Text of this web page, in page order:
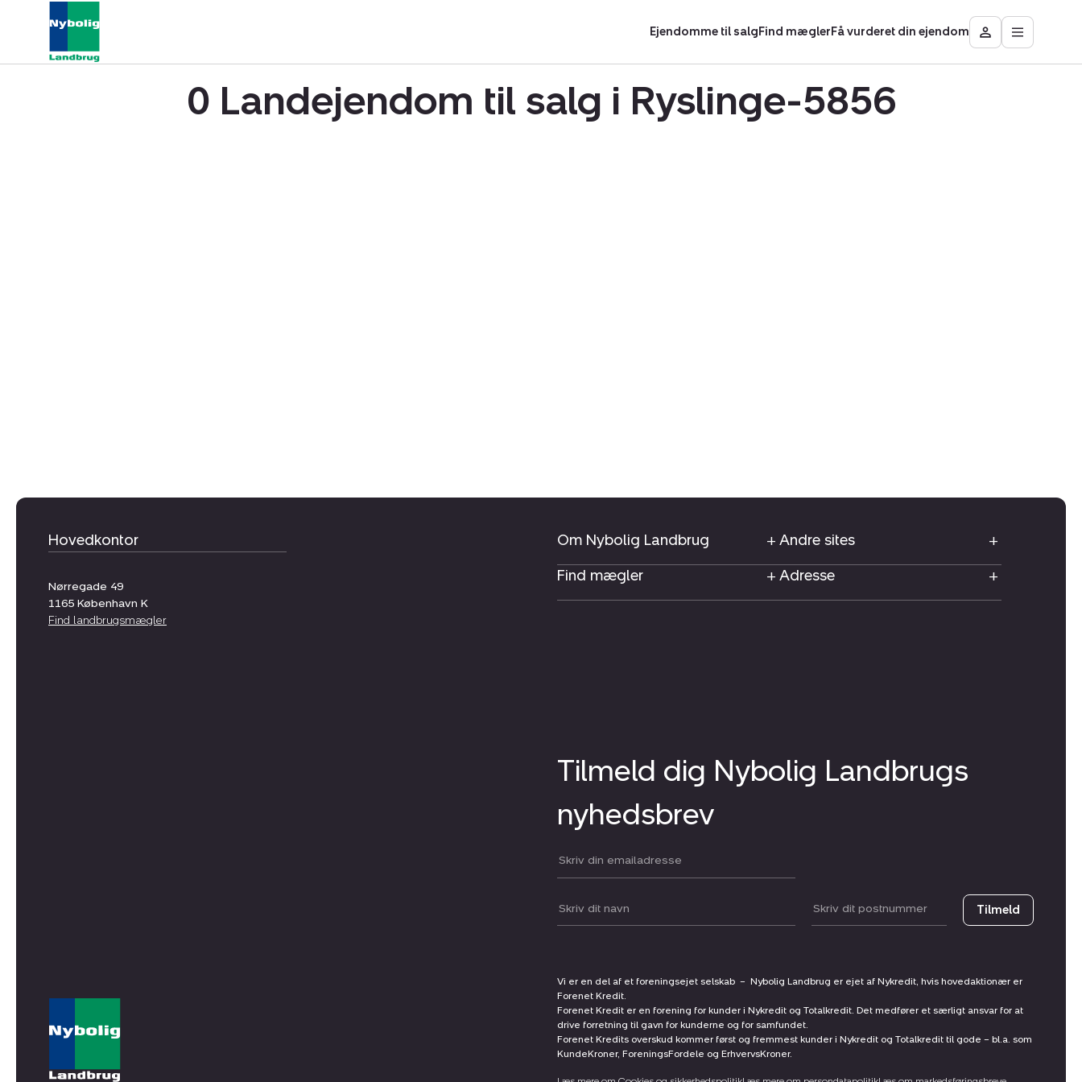
Ejendomme til salgFind mæglerFå vurderet din ejendom
Besøg
Mit
Åbn
0 Landejendom til salg i Ryslinge-5856
Hovedkontor
Nørregade 49
1165 København K
Find landbrugsmægler
Om Nybolig Landbrug
Andre sites
Find mægler
Adresse
Tilmeld dig Nybolig Landbrugs
nyhedsbrev
Din email:
Dit navn: Postnummer Tilmeld
Vi er en del af et foreningsejet selskab – Nybolig Landbrug er ejet af Nykredit, hvis hovedaktionær er
Forenet Kredit.
Forenet Kredit er en forening for kunder i Nykredit og Totalkredit. Det medfører et særligt ansvar for at
drive forretning til gavn for kunderne og for samfundet.
Forenet Kredits overskud kommer først og fremmest kunder i Nykredit og Totalkredit til gode – bl.a. som
KundeKroner, ForeningsFordele og ErhvervsKroner.